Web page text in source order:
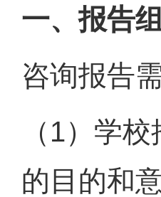
一、报告
咨询报告
（1）学
的目的和意